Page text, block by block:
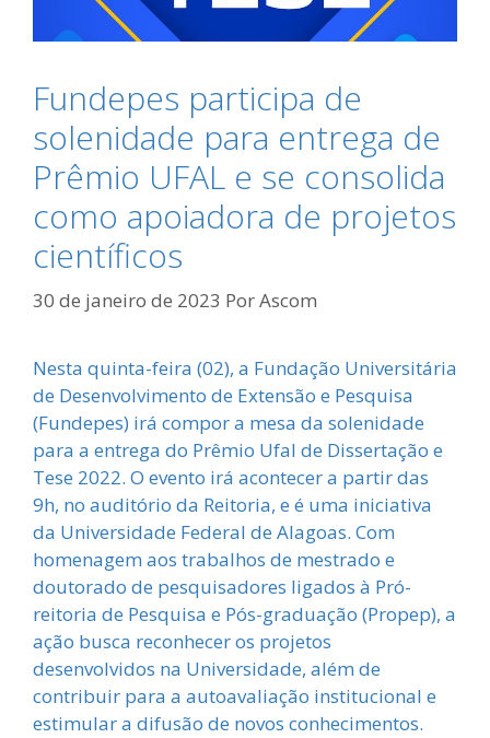
Fundepes participa de
solenidade para entrega de
Prêmio UFAL e se consolida
como apoiadora de projetos
científicos
30 de janeiro de 2023 PorAscom
Nesta quinta-feira (02), a Fundação Universitária
de Desenvolvimento de Extensão e Pesquisa
(Fundepes) irá compor a mesa da solenidade
para a entrega do Prêmio Ufal de Dissertação e
Tese 2022. O evento irá acontecer a partir das
9h, no auditório da Reitoria, e é uma iniciativa
da Universidade Federal de Alagoas. Com
homenagem aos trabalhos de mestrado e
doutorado de pesquisadores ligados à Pró-
reitoria de Pesquisa e Pós-graduação (Propep), a
ação busca reconhecer os projetos
desenvolvidos na Universidade, além de
contribuir para a autoavaliação institucional e
estimular a difusão de novos conhecimentos.